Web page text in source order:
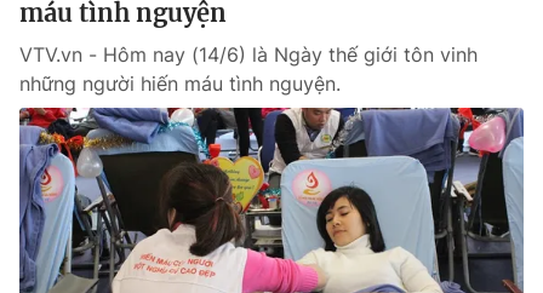
Liên hệ tòa soạn
THỜI BÁO VTV
Theo dõi báo trên
máu tình nguyện
VTV.vn - Hôm nay (14/6) là Ngày thế giới tôn vinh
những người hiến máu tình nguyện.